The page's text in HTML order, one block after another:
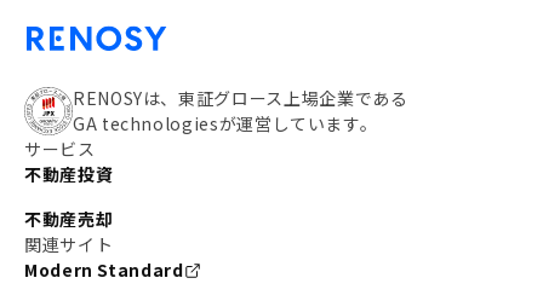
RENOSYは、東証グロース上場企業である
GA technologiesが運営しています。
サービス
不動産投資
不動産売却
関連サイト
Modern Standard